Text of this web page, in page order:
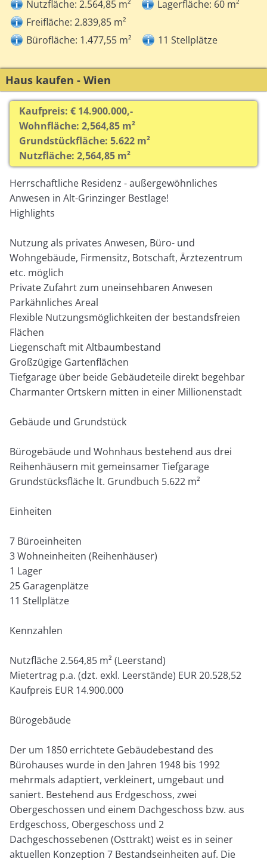
Nutzfläche: 2.564,85 m²
Lagerfläche: 60 m²
Freifläche: 2.839,85 m²
Bürofläche: 1.477,55 m²
11 Stellplätze
Haus kaufen - Wien
Kaufpreis: € 14.900.000,-
Wohnfläche: 2,564,85 m²
Grundstückfläche: 5.622 m²
Nutzfläche: 2,564,85 m²
Herrschaftliche Residenz - außergewöhnliches
Anwesen in Alt-Grinzinger Bestlage!
Highlights
Nutzung als privates Anwesen, Büro- und
Wohngebäude, Firmensitz, Botschaft, Ärztezentrum
etc. möglich
Private Zufahrt zum uneinsehbaren Anwesen
Parkähnliches Areal
Flexible Nutzungsmöglichkeiten der bestandsfreien
Flächen
Liegenschaft mit Altbaumbestand
Großzügige Gartenflächen
Tiefgarage über beide Gebäudeteile direkt begehbar
Charmanter Ortskern mitten in einer Millionenstadt
Gebäude und Grundstück
Bürogebäude und Wohnhaus bestehend aus drei
Reihenhäusern mit gemeinsamer Tiefgarage
Grundstücksfläche lt. Grundbuch 5.622 m²
Einheiten
7 Büroeinheiten
3 Wohneinheiten (Reihenhäuser)
1 Lager
25 Garagenplätze
11 Stellplätze
Kennzahlen
Nutzfläche 2.564,85 m² (Leerstand)
Mietertrag p.a. (dzt. exkl. Leerstände) EUR 20.528,52
Kaufpreis EUR 14.900.000
Bürogebäude
Der um 1850 errichtete Gebäudebestand des
Bürohauses wurde in den Jahren 1948 bis 1992
mehrmals adaptiert, verkleinert, umgebaut und
saniert. Bestehend aus Erdgeschoss, zwei
Obergeschossen und einem Dachgeschoss bzw. aus
Erdgeschoss, Obergeschoss und 2
Dachgeschossebenen (Osttrakt) weist es in seiner
aktuellen Konzeption 7 Bestandseinheiten auf. Die